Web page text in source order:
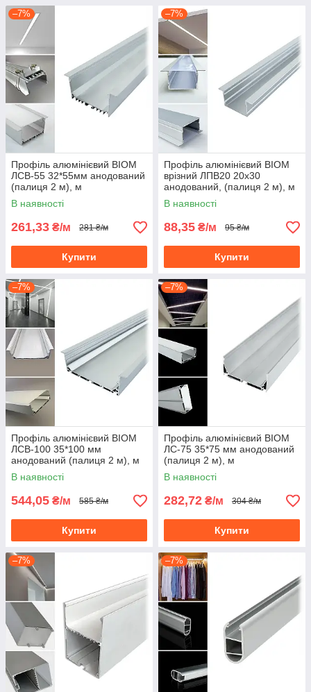
–7%
Профіль алюмінієвий BIOM
ЛСВ-55 32*55мм анодований
(палиця 2 м), м
В наявності
261,33 ₴/м 281 ₴/м
Купити
–7%
Профіль алюмінієвий BIOM
врізний ЛПВ20 20х30
анодований, (палиця 2 м), м
В наявності
88,35 ₴/м 95 ₴/м
Купити
–7%
Профіль алюмінієвий BIOM
ЛСВ-100 35*100 мм
анодований (палиця 2 м), м
В наявності
544,05 ₴/м 585 ₴/м
Купити
–7%
Профіль алюмінієвий BIOM
ЛС-75 35*75 мм анодований
(палиця 2 м), м
В наявності
282,72 ₴/м 304 ₴/м
Купити
–7% –7%